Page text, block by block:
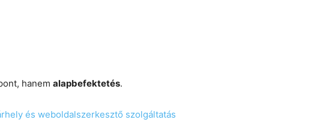
hanem alapbefektetés.
és weboldalszerkesztő szolgáltatás